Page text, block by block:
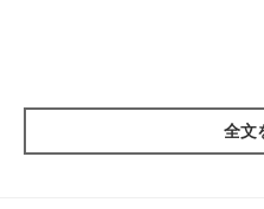
全文